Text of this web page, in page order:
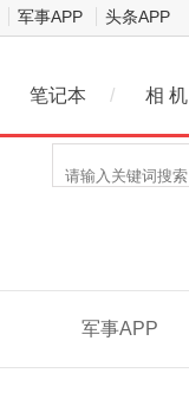
军事APP 头条APP
笔记本 / 相 机
军事APP